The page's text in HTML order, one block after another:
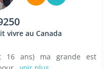
vivre au Canada
16 ans) ma grande est